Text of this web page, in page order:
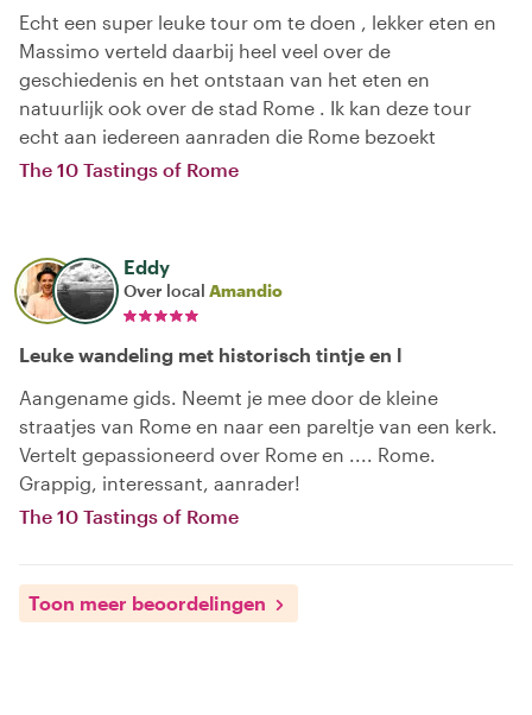
Echt een super leuke tour om te doen , lekker eten en
Massimo verteld daarbij heel veel over de
geschiedenis en het ontstaan van het eten en
natuurlijk ook over de stad Rome . Ik kan deze tour
echt aan iedereen aanraden die Rome bezoekt
The 10 Tastings of Rome
Eddy
Over local Amandio
Leuke wandeling met historisch tintje en l
Aangename gids. Neemt je mee door de kleine
straatjes van Rome en naar een pareltje van een kerk.
Vertelt gepassioneerd over Rome en .... Rome.
Grappig, interessant, aanrader!
The 10 Tastings of Rome
Toon meer beoordelingen